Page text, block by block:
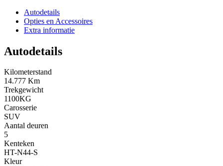
Autodetails
Opties en Accessoires
Extra informatie
Autodetails
Kilometerstand
14.777 Km
Trekgewicht
1100KG
Carosserie
SUV
Aantal deuren
5
Kenteken
HT-N44-S
Kleur